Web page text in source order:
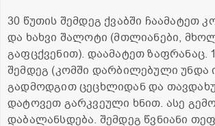
30 წუთის შემდეგ ქვაბში ჩაამატეთ
და ხახვი შალოტი (მთლიანები,
გაფცქვენით). დაამატეთ ზაფრანაც.
შემდეგ (კომში დარბილებული უნდა
გადმოდგით ცეცხლიდან და
დატოვეთ გარკვეული ხნით. ასე
დაბალანსდება. შემდეგ წვნიანი